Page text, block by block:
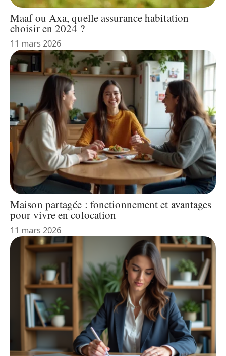
Maaf ou Axa, quelle assurance habitation
choisir en 2024 ?
11 mars 2026
Maison partagée : fonctionnement et avantages
pour vivre en colocation
11 mars 2026